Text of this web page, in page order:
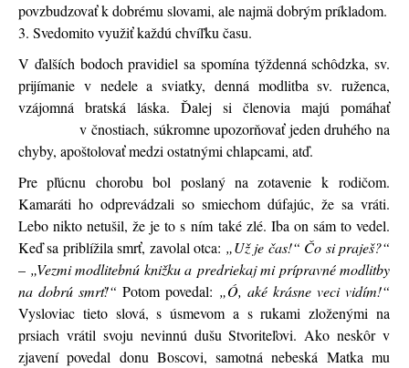
povzbudzovať k dobrému slovami, ale najmä dobrým príkladom.
3. Svedomito využiť každú chvíľku času.
V ďalších bodoch pravidiel sa spomína týždenná schôdzka, sv.
prijímanie v nedele a sviatky, denná modlitba sv. ruženca,
vzájomná bratská láska. Ďalej si členovia majú pomáhať
v čnostiach, súkromne upozorňovať jeden druhého na
chyby, apoštolovať medzi ostatnými chlapcami, atď.
Pre pľúcnu chorobu bol poslaný na zotavenie k rodičom.
Kamaráti ho odprevádzali so smiechom dúfajúc, že sa vráti.
Lebo nikto netušil, že je to s ním také zlé. Iba on sám to vedel.
Keď sa priblížila smrť, zavolal otca: „Už je čas!“ Čo si praješ?“
– „Vezmi modlitebnú knižku a predriekaj mi prípravné modlitby
na dobrú smrť!“ Potom povedal: „Ó, aké krásne veci vidím!“
Vysloviac tieto slová, s úsmevom a s rukami zloženými na
prsiach vrátil svoju nevinnú dušu Stvoriteľovi. Ako neskôr v
zjavení povedal donu Boscovi, samotná nebeská Matka mu